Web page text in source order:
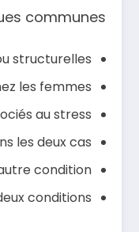
communes :
structurelles.
les femmes.
au stress.
les deux cas.
condition.
conditions.